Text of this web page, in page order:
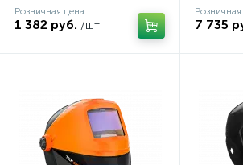
Розничная цена
1 382 руб. /шт 7 735